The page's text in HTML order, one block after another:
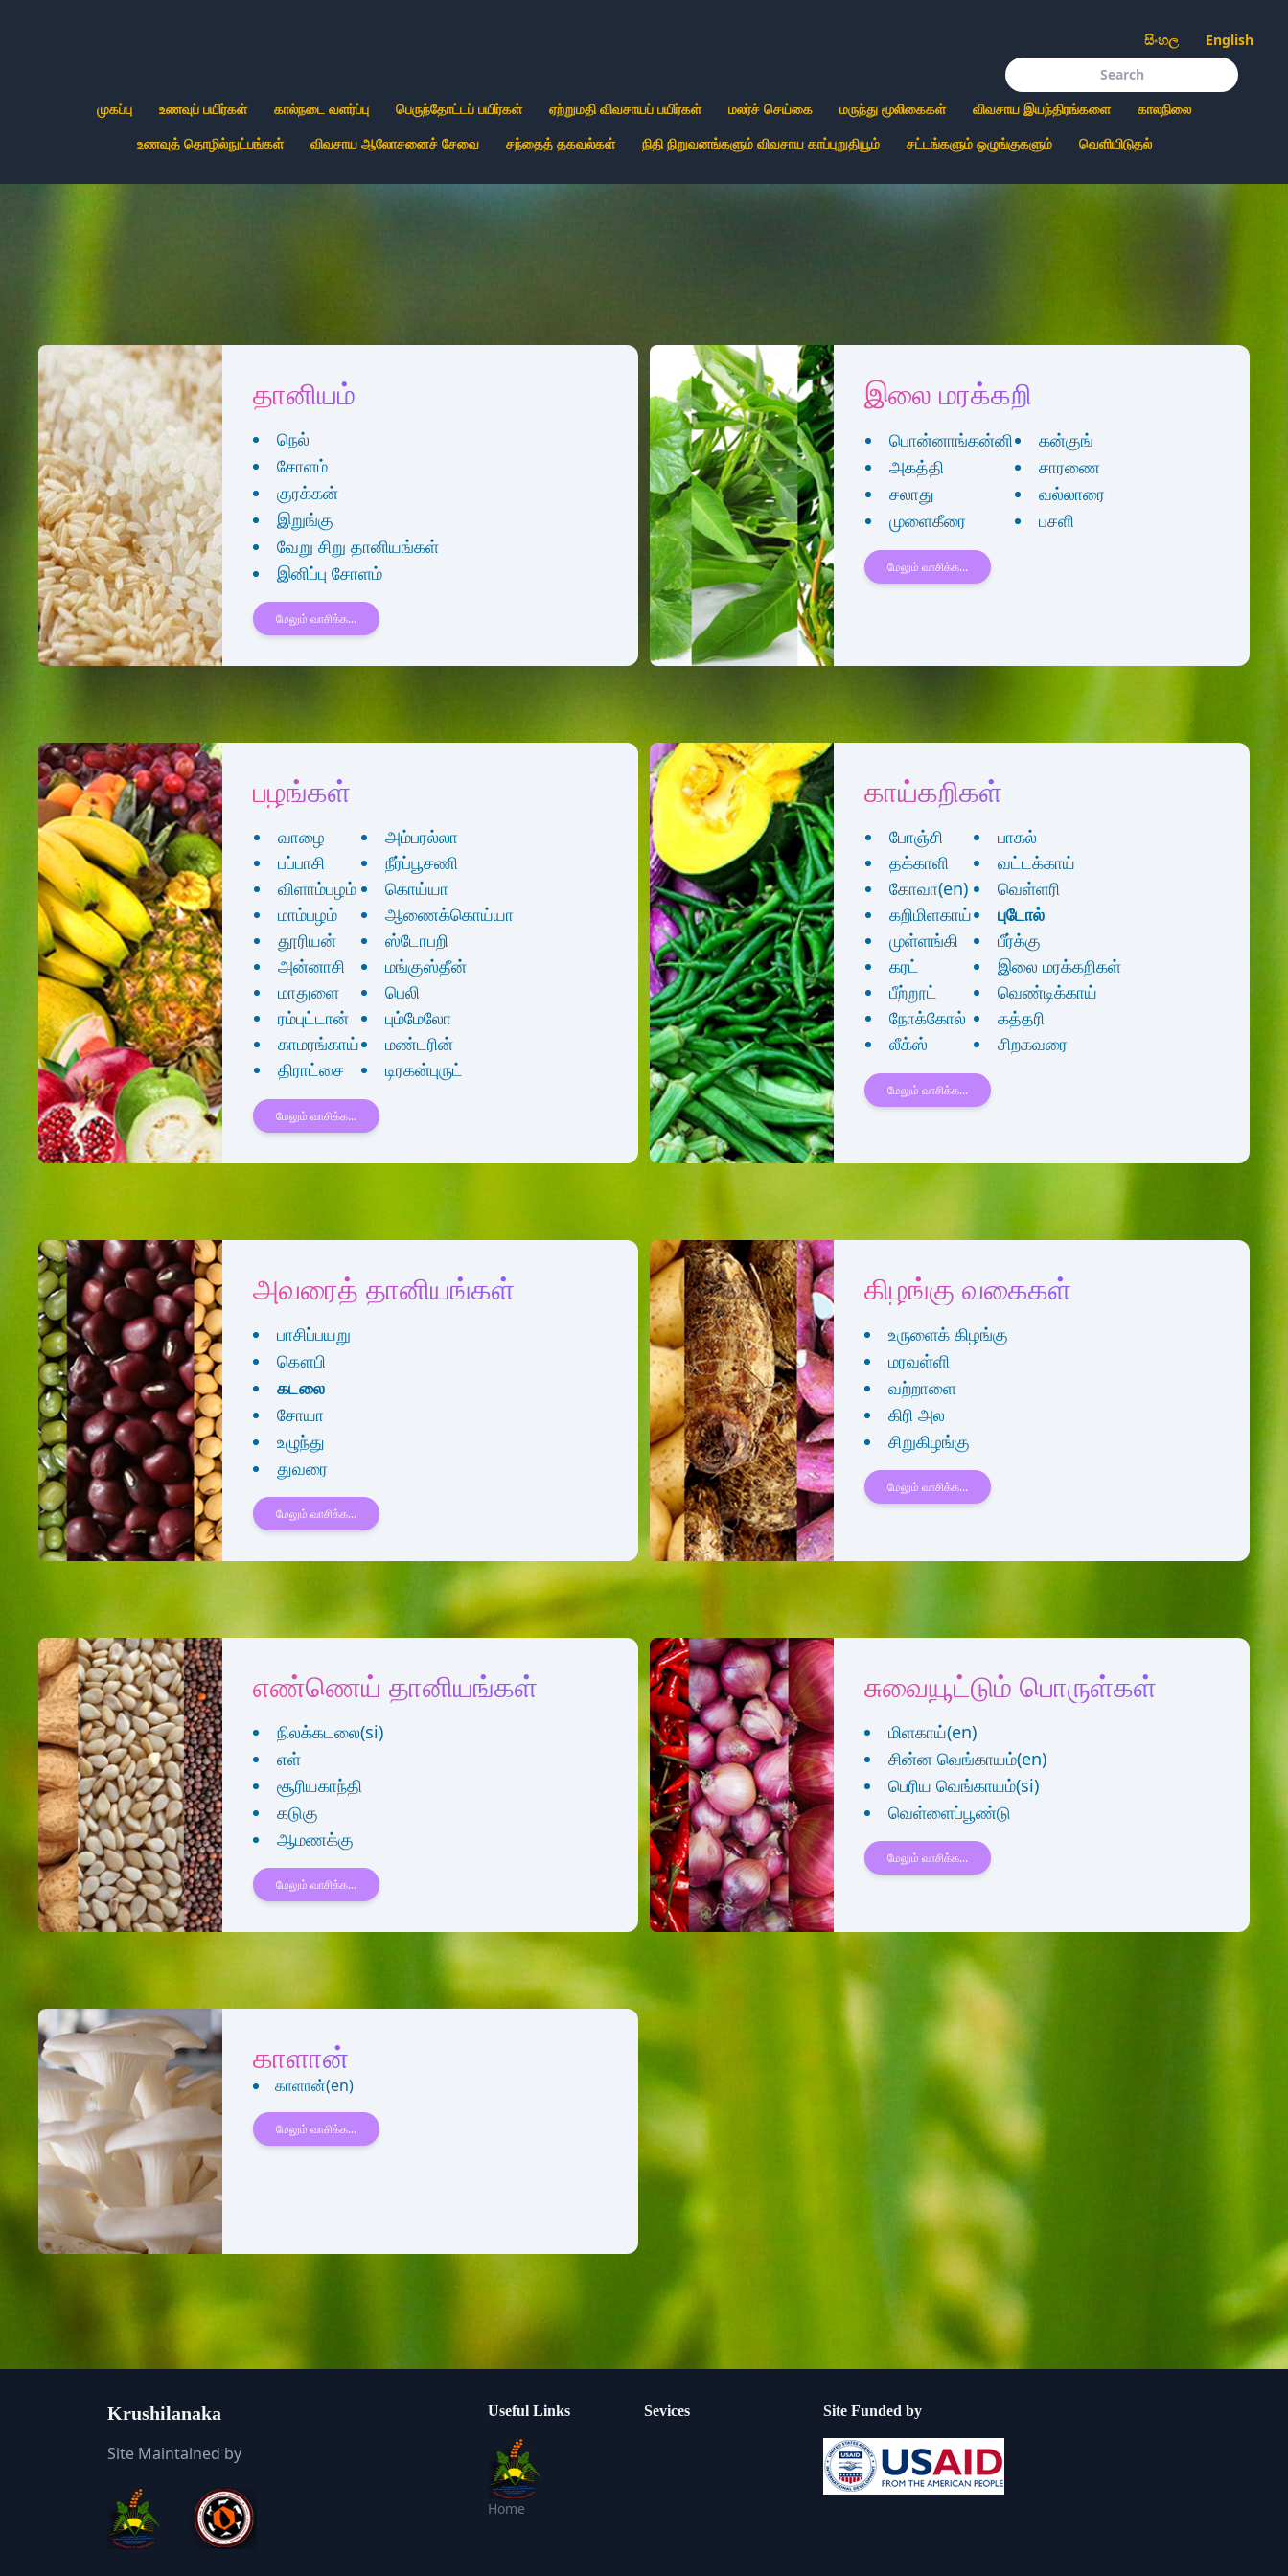
සිංහල English
முகப்பு உணவுப் பயிர்கள் கால்நடை வளர்ப்பு பெருந்தோட்டப் பயிர்கள் ஏற்றுமதி விவசாயப் பயிர்கள் மலர்ச் செய்கை மருந்து மூலிகைகள் விவசாய இயந்திரங்களை
காலநிலை
உணவுத் தொழில்நுட்பங்கள்
விவசாய ஆலோசனைச் சேவை சந்தைத் தகவல்கள் நிதி நிறுவனங்களும் விவசாய காப்புறுதியூம் சட்டங்களும் ஒழுங்குகளும் வெளியிடுதல்
தானியம்
நெல்
சோளம்
குரக்கன்
இறுங்கு
வேறு சிறு தானியங்கள்
இனிப்பு சோளம்
மேலும் வாசிக்க...
இலை மரக்கறி
பொன்னாங்கன்னி
அகத்தி
சலாது
முளைகீரை
கன்குங்
சாரணை
வல்லாரை
பசளி
மேலும் வாசிக்க...
பழங்கள்
வாழை
பப்பாசி
விளாம்பழம்
மாம்பழம்
தூரியன்
அன்னாசி
மாதுளை
ரம்புட்டான்
காமரங்காய்
திராட்சை
அம்பரல்லா
நீர்ப்பூசணி
கொய்யா
ஆணைக்கொய்யா
ஸ்டோபறி
மங்குஸ்தீன்
பெலி
பும்மேலோ
மண்டரின்
டிரகன்புருட்
மேலும் வாசிக்க...
காய்கறிகள்
போஞ்சி
தக்காளி
கோவா(en)
கறிமிளகாய்
முள்ளங்கி
கரட்
பீற்றூட்
நோக்கோல்
லீக்ஸ்
பாகல்
வட்டக்காய்
வெள்ளரி
புடோல்
பீர்க்கு
இலை மரக்கறிகள்
வெண்டிக்காய்
கத்தரி
சிறகவரை
மேலும் வாசிக்க...
அவரைத் தானியங்கள்
பாசிப்பயறு
கௌபி
கடலை
சோயா
உழுந்து
துவரை
மேலும் வாசிக்க...
கிழங்கு வகைகள்
உருளைக் கிழங்கு
மரவள்ளி
வற்றாளை
கிரி அல
சிறுகிழங்கு
மேலும் வாசிக்க...
எண்ணெய் தானியங்கள்
நிலக்கடலை(si)
எள்
சூரியகாந்தி
கடுகு
ஆமணக்கு
மேலும் வாசிக்க...
சுவையூட்டும் பொருள்கள்
மிளகாய்(en)
சின்ன வெங்காயம்(en)
பெரிய வெங்காயம்(si)
வெள்ளைப்பூண்டு
மேலும் வாசிக்க...
காளான்
காளான்(en)
மேலும் வாசிக்க...
Krushilanaka
Site Maintained by
Useful Links
Home
Sevices Site Funded by